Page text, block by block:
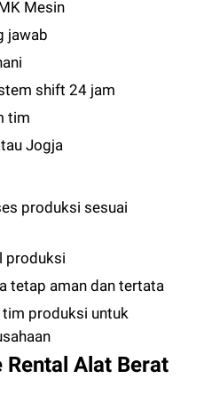
Mesin
jawab
shift 24 jam
tim
Jogja
produksi sesuai
produksi
tetap aman dan tertata
tim produksi untuk
Alat Berat